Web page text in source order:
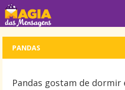
PANDAS
Pandas gostam de dormir